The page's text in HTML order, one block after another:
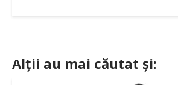
Alții au mai căutat și: